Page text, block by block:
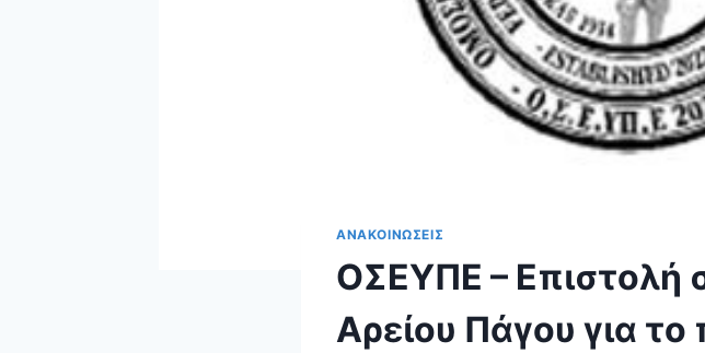
ΑΝΑΚΟΙΝΩΣΕΙΣ
ΟΣΕΥΠΕ – Επιστολή
Αρείου Πάγου για το